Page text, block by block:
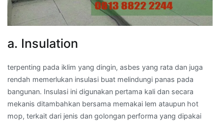
a. Insulation
terpenting pada iklim yang dingin, asbes yang rata dan juga
rendah memerlukan insulasi buat melindungi panas pada
bangunan. Insulasi ini digunakan pertama kali dan secara
mekanis ditambahkan bersama memakai lem ataupun hot
mop, terkait dari jenis dan golongan performa yang dipakai